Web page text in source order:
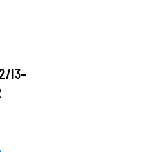
I3-